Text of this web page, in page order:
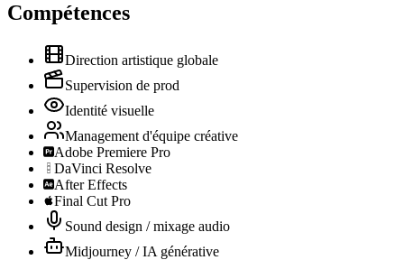
Compétences
Direction artistique globale
Supervision de prod
Identité visuelle
Management d'équipe créative
Adobe Premiere Pro
DaVinci Resolve
After Effects
Final Cut Pro
Sound design / mixage audio
Midjourney / IA générative